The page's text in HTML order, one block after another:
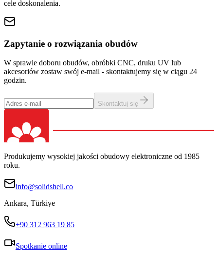
cele doskonalenia.
Zapytanie o rozwiązania obudów
W sprawie doboru obudów, obróbki CNC, druku UV lub
akcesoriów zostaw swój e-mail - skontaktujemy się w ciągu 24
godzin.
Skontaktuj się
Produkujemy wysokiej jakości obudowy elektroniczne od 1985
roku.
info@solidshell.co
Ankara, Türkiye
+90 312 963 19 85
Spotkanie online